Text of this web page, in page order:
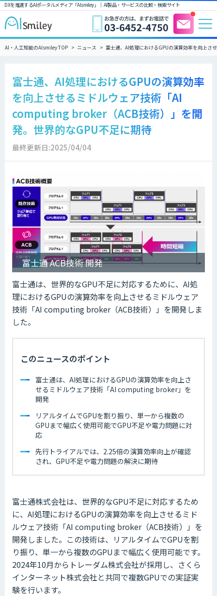
DXを推進するAIポータルメディア「AIsmiley」｜ AI製品・サービスの比較・検索サイト
AI・人工知能のAIsmiley TOP ニュース 富士通、AI処理におけるGPUの演算効率を向上さ
富士通、AI処理におけるGPUの演算効率
を向上させるミドルウェア技術「AI
computing broker（ACB技術）」を開
発。世界的なGPU不足に期待
最終更新日:2025/04/04
富士通 ACB技術 開発
富士通は、世界的なGPU不足に対応するために、AI処
理におけるGPUの演算効率を向上させるミドルウェア
技術「AI computing broker（ACB技術）」を開発しま
した。
このニュースのポイント
富士通は、AI処理におけるGPUの演算効率を向上さ
せるミドルウェア技術「AI computing broker」を
開発
リアルタイムでGPUを割り振り、単一から複数の
GPUまで幅広く使用可能でGPU不足や電力問題に対
応
先行トライアルでは、2.25倍の演算効率向上が確認
され、GPU不足や電力問題の解決に期待
富士通株式会社は、世界的なGPU不足に対応するため
に、AI処理におけるGPUの演算効率を向上させるミド
ルウェア技術「AI computing broker（ACB技術）」を
開発しました。この技術は、リアルタイムでGPUを割
り振り、単一から複数のGPUまで幅広く使用可能です。
2024年10月からトレーダム株式会社が採用し、さくら
インターネット株式会社と共同で複数GPUでの実証実
験を行います。